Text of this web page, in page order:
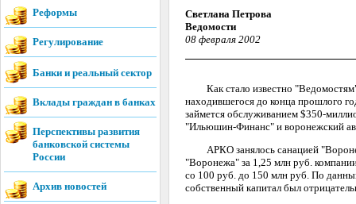
Реформы
Регулирование
Банки и реальный сектор
Вклады граждан в банках
Перспективы развития
банковской системы
России
Архив новостей
Светлана Петрова
Ведомости
08 февраля 2002
Как стало известно
находившегося до конца прошлого
займется обслуживанием $350-
"Ильюшин-Финанс" и воронежский
АРКО занялось санацией
"Воронежа" за 1,25 млн руб.
со 100 руб. до 150 млн руб. По
собственный капитал был